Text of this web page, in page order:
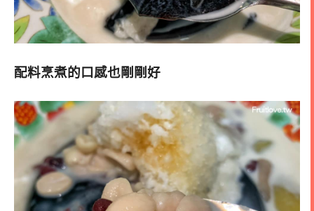
配料烹煮的口感也剛剛好